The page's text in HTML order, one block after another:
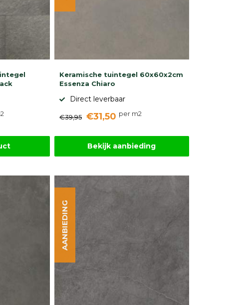
Keramische tuintegel 60x60x2cm
Essenza Chiaro
Direct leverbaar
€39,95 €31,50 per m2
Bekijk aanbieding
AANBIEDING